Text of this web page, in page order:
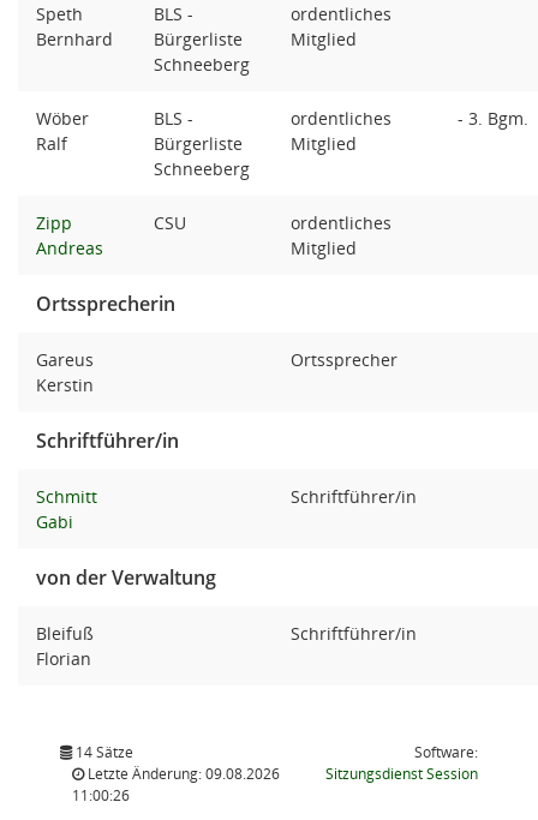
Speth
Bernhard
BLS -
Bürgerliste
Schneeberg
ordentliches
Mitglied
Wöber
Ralf
BLS -
Bürgerliste
Schneeberg
ordentliches
Mitglied
- 3. Bgm.
Zipp
Andreas
CSU
ordentliches
Mitglied
Ortssprecherin
Gareus
Kerstin
Ortssprecher
Schriftführer/in
Schmitt
Gabi
Schriftführer/in
von der Verwaltung
Bleifuß
Florian
Schriftführer/in
14 Sätze
Letzte Änderung: 09.08.2026
11:00:26
Software:
SitzungsdienstSession(Wird in